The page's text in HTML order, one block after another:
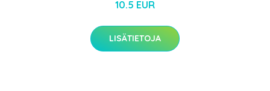
10.5 EUR
LISÄTIETOJA